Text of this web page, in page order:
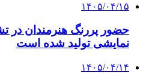
۱۴۰۵/۰۴/۱۵
نمایشی تولید شده است
۱۴۰۵/۰۴/۱۴